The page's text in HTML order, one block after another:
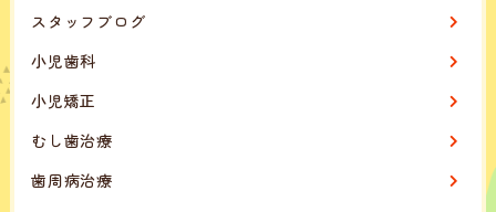
スタッフブログ
小児歯科
小児矯正
むし歯治療
歯周病治療